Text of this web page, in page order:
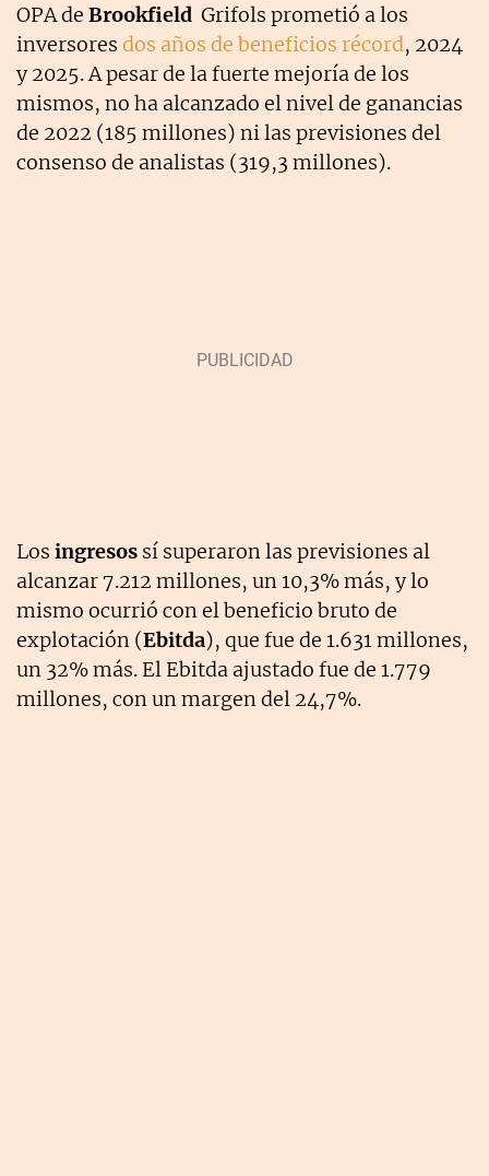
OPA de Brookfield Grifols prometió a los
inversores dos años de beneficios récord, 2024
y 2025. A pesar de la fuerte mejoría de los
mismos, no ha alcanzado el nivel de ganancias
de 2022 (185 millones) ni las previsiones del
consenso de analistas (319,3 millones).
Los ingresos sí superaron las previsiones al
alcanzar 7.212 millones, un 10,3% más, y lo
mismo ocurrió con el beneficio bruto de
explotación (Ebitda), que fue de 1.631 millones,
un 32% más. El Ebitda ajustado fue de 1.779
millones, con un margen del 24,7%.